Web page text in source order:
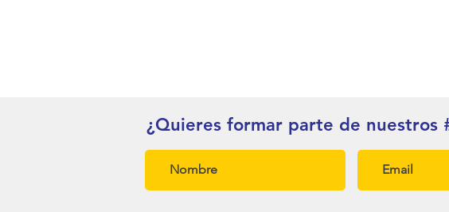
¿Quieres formar parte de nuestros